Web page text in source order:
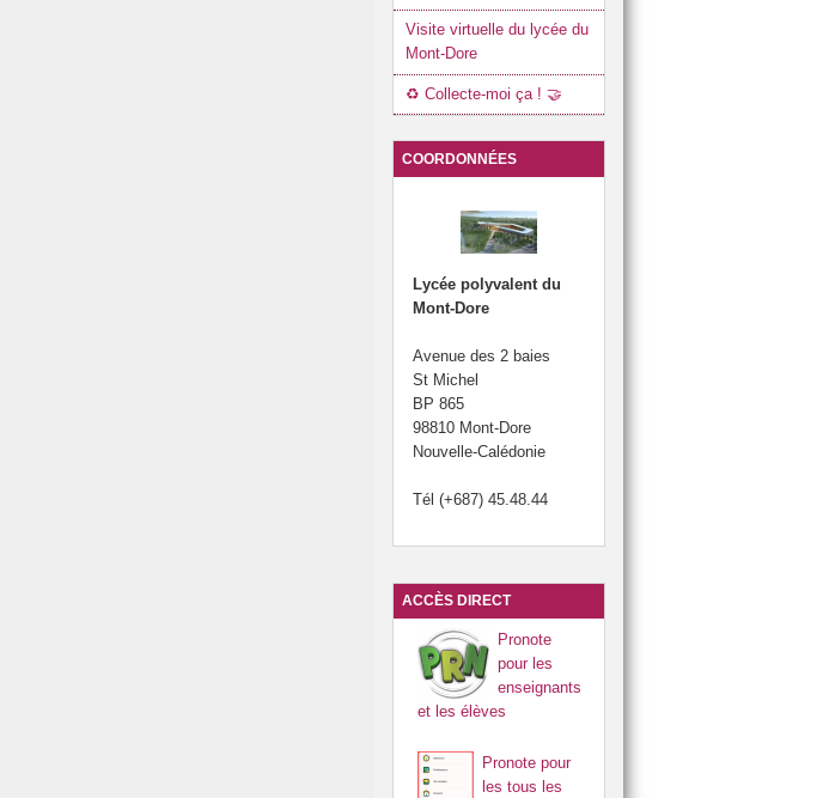
Visite virtuelle du lycée du
Mont-Dore
♻️ Collecte-moi ça ! 🤝
COORDONNÉES
Lycée polyvalent du
Mont-Dore
Avenue des 2 baies
St Michel
BP 865
98810 Mont-Dore
Nouvelle-Calédonie
Tél (+687) 45.48.44
ACCÈS DIRECT
Pronote
pour les
enseignants
et les élèves
Pronote pour
les tous les